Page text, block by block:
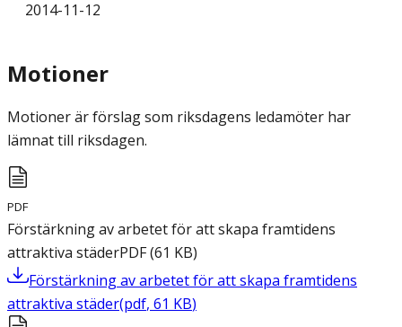
2014-11-12
Motioner
Motioner är förslag som riksdagens ledamöter har
lämnat till riksdagen.
PDF
Förstärkning av arbetet för att skapa framtidens
attraktiva städerPDF(61 KB)
Förstärkning av arbetet för att skapa framtidens
attraktiva städer(pdf, 61 KB)